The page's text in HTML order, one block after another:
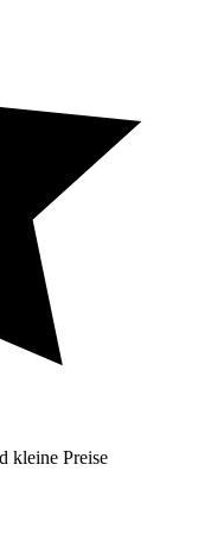
kleine Preise